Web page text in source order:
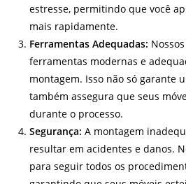
estresse, permitindo que você
mais rapidamente.
Ferramentas Adequadas:
ferramentas modernas e
montagem. Isso não só garante
também assegura que seus
durante o processo.
Segurança: A montagem
resultar em acidentes e danos.
para seguir todos os